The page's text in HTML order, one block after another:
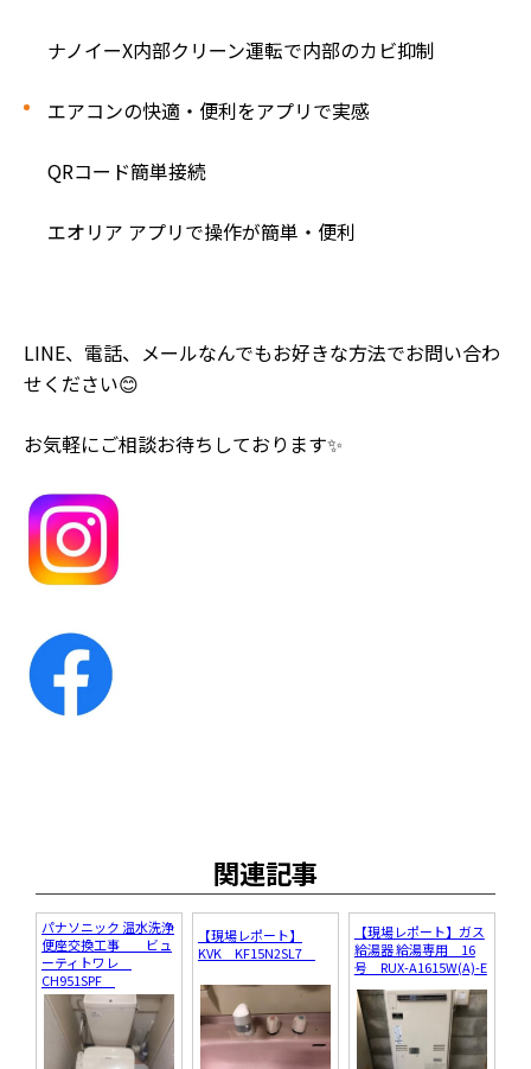
ナノイーX内部クリーン運転で内部のカビ抑制
エアコンの快適・便利をアプリで実感
QRコード簡単接続
エオリア アプリで操作が簡単・便利
LINE、電話、メールなんでもお好きな方法でお問い合わ
せください😊
お気軽にご相談お待ちしております✨
関連記事
パナソニック 温水洗浄
便座交換工事 ビュ
ーティトワレ
CH951SPF
【現場レポート】
KVK KF15N2SL7
【現場レポート】ガス
給湯器 給湯専用 16
号 RUX-A1615W(A)-E